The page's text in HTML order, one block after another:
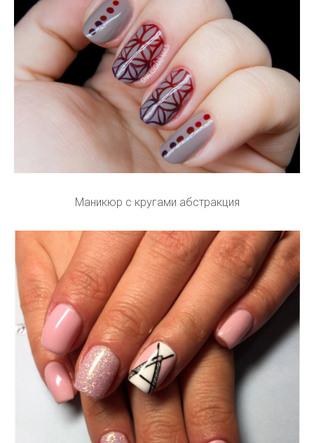
Маникюр с кругами абстракция